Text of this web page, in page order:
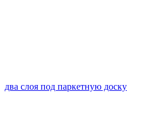
два слоя под паркетную доску